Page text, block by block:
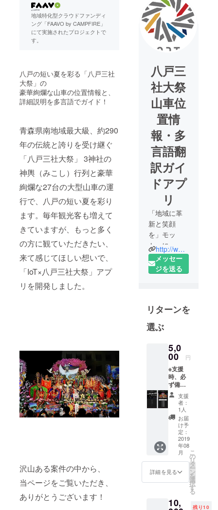
地域特化型クラウドファンディ
ング「FAAVO by CAMPFIRE」
にて実施されたプロジェクトで
す。
八戸の短い夏を彩る「八戸三社
大祭」の
豪華絢爛な山車の位置情報と、
詳細説明を多言語でガイド！
青森県南地域最大級、約290
年の伝統と誇りを受け継ぐ
「八戸三社大祭」 3神社の
神輿（みこし）行列と豪華
絢爛な27台の大型山車の運
行で、八戸の短い夏を彩り
ます。毎年観光客も増えて
きていますが、もっと多く
の方に観ていただきたい、
来て感じてほしい想いで、
「IoT×八戸三社大祭」アプ
リを開発しました。
沢山ある案件の中から、
当ページをご覧いただき、
ありがとうございます！
八戸三
社大祭
山車位
置情
報・多
言語翻
訳ガイ
ドアプ
リ
「地域に革
新と笑顔
を」モッ
トーに、
我々は社会
イノベー
し、「地域
目線での社
会実装」へ
ます。
地域にイノ
ベーション
を起こし産
業を盛り上
げる「地域
振興」にも
貢献したい
と考えてい
ます。まず
は、青森を
まるごと盛
り上げる！
http://www.forte-inc.jp/
メッセー
ジを送る
リターンを
選ぶ
5,0
00 円
※支援
時、必
ず備考
欄にご
希望の
お名前
をご記
入くだ
さい。
※お名前
クレ
ジット
につき
まし
て、ア
プリ画
トップ
支援
者：
1人
お届
け予
定：
2019
年08
月
詳細を見る
こ
の
リ
タ
ー
ン
を
選
択
す
る
10, 残り10